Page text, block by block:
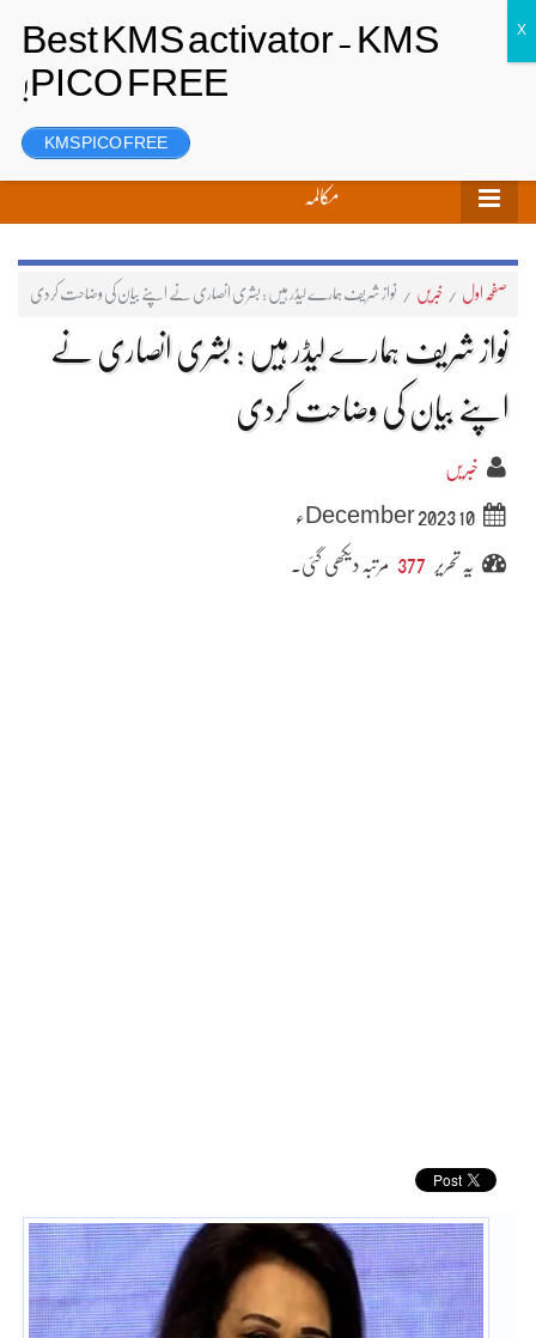
رجسٹر
مکالمہ
صفحہ اول / خبریں / نواز شریف ہمارے لیڈر ہیں : بشری انصاری نے اپنے بیان کی وضاحت کردی
نواز شریف ہمارے لیڈر ہیں : بشری انصاری نے
اپنے بیان کی وضاحت کردی
خبریں
10 December 2023ء
یہ تحریر 377 مرتبہ دیکھی گئی۔
KMS PICO FREE